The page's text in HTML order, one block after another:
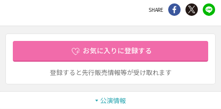
SHARE シェア Twitter
お気に入りに登録する
登録すると先行販売情報等が受け取れます
公演情報